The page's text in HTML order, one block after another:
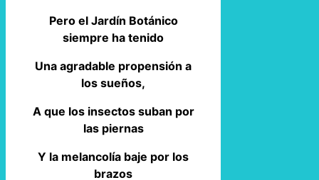
Pero el Jardín Botánico
siempre ha tenido
Una agradable propensión a
los sueños,
A que los insectos suban por
las piernas
Y la melancolía baje por los
brazos